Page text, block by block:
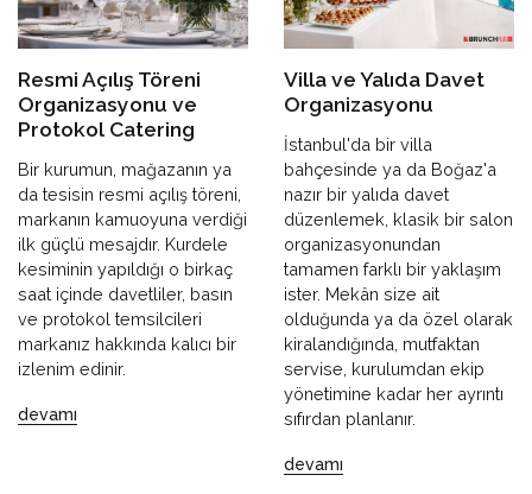
Resmi Açılış Töreni
Organizasyonu ve
Protokol Catering
Bir kurumun, mağazanın ya
da tesisin resmi açılış töreni,
markanın kamuoyuna verdiği
ilk güçlü mesajdır. Kurdele
kesiminin yapıldığı o birkaç
saat içinde davetliler, basın
ve protokol temsilcileri
markanız hakkında kalıcı bir
izlenim edinir.
devamı
Villa ve Yalıda Davet
Organizasyonu
İstanbul'da bir villa
bahçesinde ya da Boğaz'a
nazır bir yalıda davet
düzenlemek, klasik bir salon
organizasyonundan
tamamen farklı bir yaklaşım
ister. Mekân size ait
olduğunda ya da özel olarak
kiralandığında, mutfaktan
servise, kurulumdan ekip
yönetimine kadar her ayrıntı
sıfırdan planlanır.
devamı